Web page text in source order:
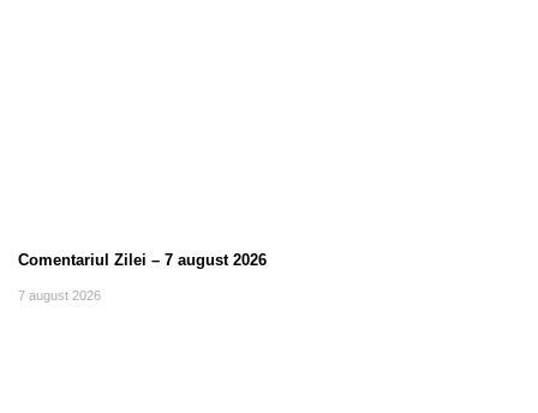
Comentariul Zilei – 7 august 2026
7 august 2026